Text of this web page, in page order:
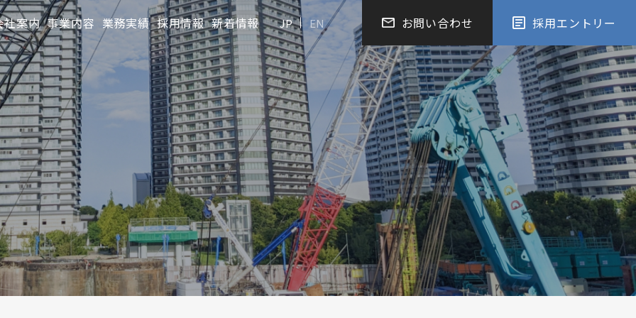
社案内 事業内容 業務実績 採用情報 新着情報 EN
JP お問い合わせ 採用エントリー